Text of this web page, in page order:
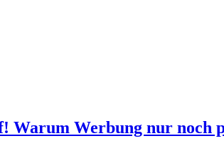
Warum Werbung nur noch